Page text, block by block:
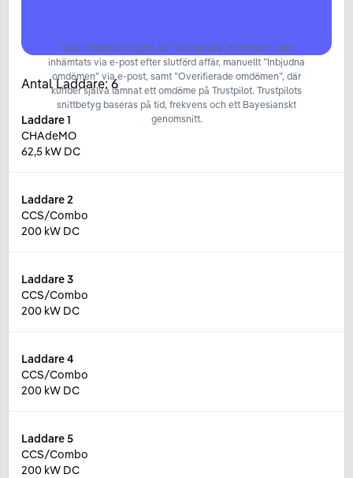
Våra omdömen utgörs av ”Verifierade omdömen” som
inhämtats via e-post efter slutförd affär, manuellt ”Inbjudna
omdömen” via e-post, samt ”Overifierade omdömen”, där
kunder själva lämnat ett omdöme på Trustpilot. Trustpilots
snittbetyg baseras på tid, frekvens och ett Bayesianskt
genomsnitt.
Antal Laddare:6
Laddare1
CHAdeMO
62,5 kW DC
Laddare2
CCS/Combo
200 kW DC
Laddare3
CCS/Combo
200 kW DC
Laddare4
CCS/Combo
200 kW DC
Laddare5
CCS/Combo
200 kW DC